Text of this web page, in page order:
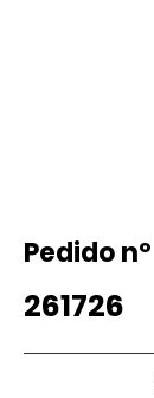
Pedido nº
261726